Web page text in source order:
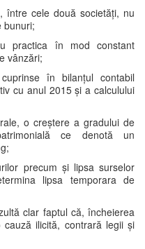
între cele două societăți, nu
bunuri;
practica în mod constant
vânzări;
în bilanțul contabil
cu anul 2015 și a calculului
o creștere a gradului de
ce denotă un
precum și lipsa surselor
lipsa temporara de
clar faptul că, încheierea
ilicită, contrară legii și